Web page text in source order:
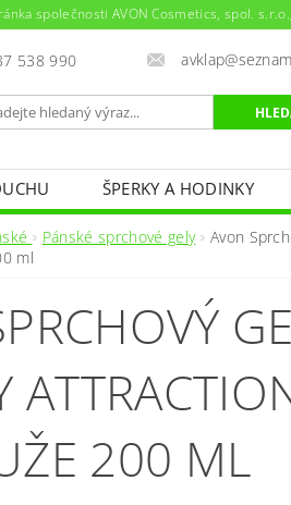
společnosti AVON Cosmetics, spol.
538 990
ŠPERKY A HODINKY
KONTAKTY
Pánské sprchové gely
Avon
ml
200 ML